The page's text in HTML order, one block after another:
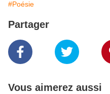
#Poésie
Partager
Vous aimerez aussi